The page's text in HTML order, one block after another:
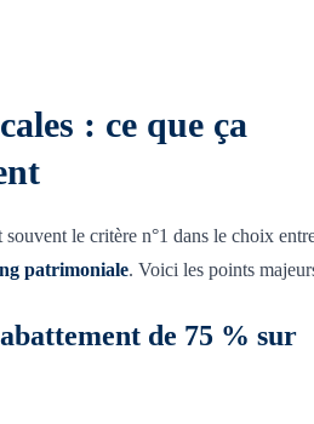
: ce que ça
le critère n°1 dans le choix
patrimoniale. Voici les points
de 75 % sur